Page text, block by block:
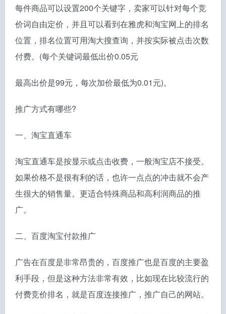
每件商品可以设置200个关键字，卖家可以针对每个竞
价词自由定价，并且可以看到在雅虎和淘宝网上的排名
位置，排名位置可用淘大搜查询，并按实际被点击次数
付费。(每个关键词最低出价0.05元
最高出价是99元，每次加价最低为0.01元)。
推广方式有哪些?
一、淘宝直通车
淘宝直通车是按显示或点击收费，一般淘宝店不接受。
如果价格不是很有利的话，也许一点点的冲击就不会产
生很大的销售量。更适合特殊商品和高利润商品的推
广。
二、百度淘宝付款推广
广告在百度是非常昂贵的，百度推广也是百度的主要盈
利手段，但是这种方法非常有效，比如现在比较流行的
付费竞价排名，就是百度连接推广，推广自己的网站。